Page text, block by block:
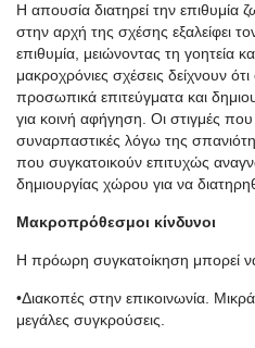
Η απουσία διατηρεί την επιθυμία
στην αρχή της σχέσης εξαλείφει
επιθυμία, μειώνοντας τη γοητεία
μακροχρόνιες σχέσεις δείχνουν
προσωπικά επιτεύγματα και
για κοινή αφήγηση. Οι στιγμές που
συναρπαστικές λόγω της
που συγκατοικούν επιτυχώς
δημιουργίας χώρου για να
Μακροπρόθεσμοι κίνδυνοι
Η πρόωρη συγκατοίκηση μπορεί
•Διακοπές στην επικοινωνία.
μεγάλες συγκρούσεις.